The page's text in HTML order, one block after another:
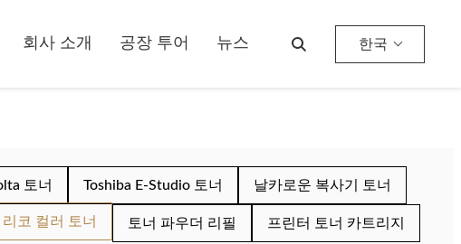
회사 소개 공장 투어 뉴스 한국
토너 Toshiba E-Studio 토너 날카로운 복사기 토너
리코 컬러 토너 토너 파우더 리필 프린터 토너 카트리지